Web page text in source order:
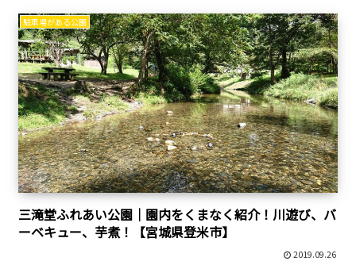
駐車場がある公園
三滝堂ふれあい公園｜園内をくまなく紹介！川遊び、バ
ーベキュー、芋煮！【宮城県登米市】
2019.09.26